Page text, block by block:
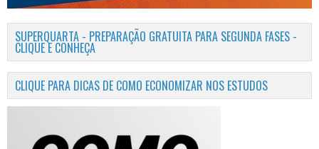
SUPERQUARTA - PREPARAÇÃO GRATUITA PARA SEGUNDA FASES -
CLIQUE E CONHEÇA
CLIQUE PARA DICAS DE COMO ECONOMIZAR NOS ESTUDOS